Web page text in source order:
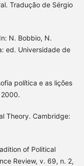
Tradução de Sérgio
In: N. Bobbio, N.
ed. Universidade de
política e as lições
2000.
Theory. Cambridge:
of Political
Review, v. 69, n. 2,